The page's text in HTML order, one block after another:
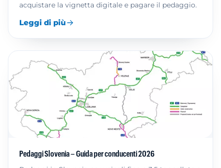
acquistare la vignetta digitale e pagare il pedaggio.
Leggi di più
Pedaggi Slovenia – Guida per conducenti 2026